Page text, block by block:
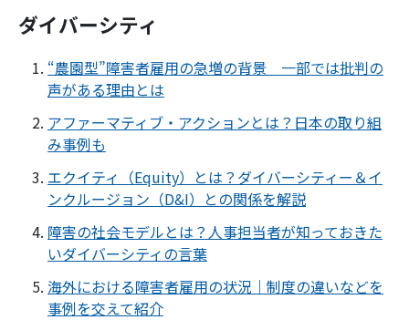
ダイバーシティ
“農園型”障害者雇用の急増の背景 一部では批判の
声がある理由とは
アファーマティブ・アクションとは？日本の取り組
み事例も
エクイティ（Equity）とは？ダイバーシティー＆イ
ンクルージョン（D&I）との関係を解説
障害の社会モデルとは？人事担当者が知っておきた
いダイバーシティの言葉
海外における障害者雇用の状況｜制度の違いなどを
事例を交えて紹介